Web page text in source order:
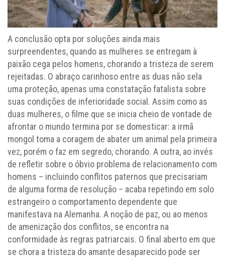
A conclusão opta por soluções ainda mais
surpreendentes, quando as mulheres se entregam à
paixão cega pelos homens, chorando a tristeza de serem
rejeitadas. O abraço carinhoso entre as duas não sela
uma proteção, apenas uma constatação fatalista sobre
suas condições de inferioridade social. Assim como as
duas mulheres, o filme que se inicia cheio de vontade de
afrontar o mundo termina por se domesticar: a irmã
mongol toma a coragem de abater um animal pela primeira
vez, porém o faz em segredo, chorando. A outra, ao invés
de refletir sobre o óbvio problema de relacionamento com
homens – incluindo conflitos paternos que precisariam
de alguma forma de resolução – acaba repetindo em solo
estrangeiro o comportamento dependente que
manifestava na Alemanha. A noção de paz, ou ao menos
de amenização dos conflitos, se encontra na
conformidade às regras patriarcais. O final aberto em que
se chora a tristeza do amante desaparecido pode ser